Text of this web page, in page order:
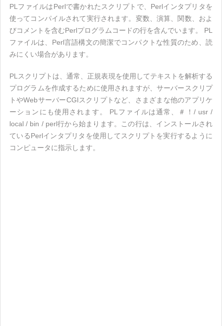
PLファイルはPerlで書かれたスクリプトで、Perlインタプリタを
使ってコンパイルされて実行されます。変数、演算、関数、およ
びコメントを含むPerlプログラムコードの行を含んでいます。 PL
ファイルは、Perl言語構文の簡潔でコンパクトな性質のため、読
みにくい場合があります。
PLスクリプトは、通常、正規表現を使用してテキストを解析する
プログラムを作成するために使用されますが、サーバースクリプ
トやWebサーバーCGIスクリプトなど、さまざまな他のアプリケ
ーションにも使用されます。 PLファイルは通常、＃！/ usr /
local / bin / perl行から始まります。この行は、インストールされ
ているPerlインタプリタを使用してスクリプトを実行するように
コンピュータに指示します。